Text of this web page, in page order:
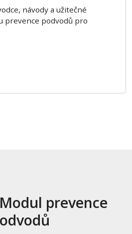
návody a užitečné
prevence podvodů pro
prevence